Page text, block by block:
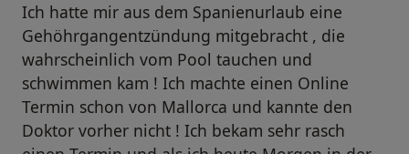
Ich hatte mir aus dem Spanienurlaub eine
Gehöhrgangentzündung mitgebracht , die
wahrscheinlich vom Pool tauchen und
schwimmen kam ! Ich machte einen Online
Termin schon von Mallorca und kannte den
Doktor vorher nicht ! Ich bekam sehr rasch